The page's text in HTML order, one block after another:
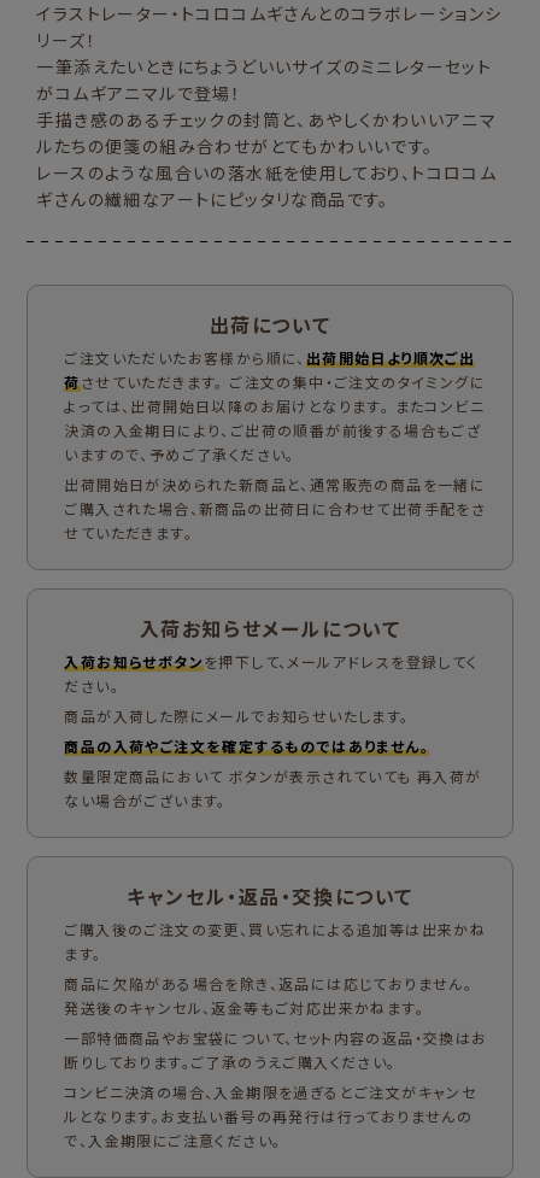
イラストレーター・トコロコムギさんとのコラボレーションシ
リーズ！
一筆添えたいときにちょうどいいサイズのミニレターセット
がコムギアニマルで登場！
手描き感のあるチェックの封筒と、あやしくかわいいアニマ
ルたちの便箋の組み合わせがとてもかわいいです。
レースのような風合いの落水紙を使用しており、トコロコム
ギさんの繊細なアートにピッタリな商品です。
出荷について
ご注文いただいたお客様から順に、 出荷開始日より順次ご出
荷させていただきます。 ご注文の集中・ご注文のタイミングに
よっては、出荷開始日以降のお届けとなります。 またコンビニ
決済の入金期日により、ご出荷の順番が前後する場合もござ
いますので、予めご了承ください。
出荷開始日が決められた新商品と、通常販売の商品を一緒に
ご購入された場合、新商品の出荷日に合わせて出荷手配をさ
せていただきます。
入荷お知らせメールについて
入荷お知らせボタンを押下して、メールアドレスを登録してく
ださい。
商品が入荷した際にメールでお知らせいたします。
商品の入荷やご注文を確定するものではありません。
数量限定商品において ボタンが表示されていても 再入荷が
ない場合がございます。
キャンセル・返品・交換について
ご購入後のご注文の変更、買い忘れによる追加等は出来かね
ます。
商品に欠陥がある場合を除き、返品には応じておりません。
発送後のキャンセル、返金等もご対応出来かねます。
一部特価商品やお宝袋について、セット内容の返品・交換はお
断りしております。ご了承のうえご購入ください。
コンビニ決済の場合、入金期限を過ぎるとご注文がキャンセ
ルとなります。お支払い番号の再発行は行っておりませんの
で、入金期限にご注意ください。